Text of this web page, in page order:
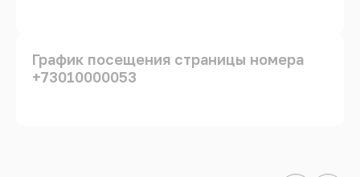
График посещения страницы номера
+73010000053